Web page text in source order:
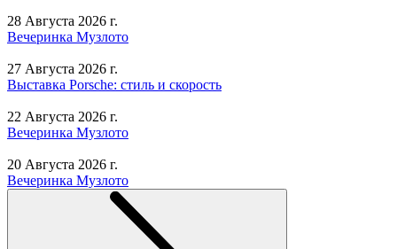
28 Августа 2026 г.
Вечеринка Музлото
27 Августа 2026 г.
Выставка Porsche: стиль и скорость
22 Августа 2026 г.
Вечеринка Музлото
20 Августа 2026 г.
Вечеринка Музлото